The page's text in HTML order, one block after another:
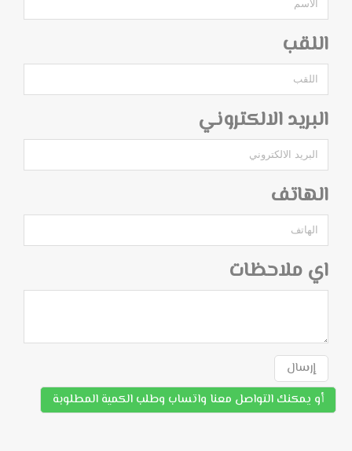
اللقب
البريد الالكتروني
الهاتف
اي ملاحظات
إرسال
أو يمكنك التواصل معنا واتساب وطلب الكمية المطلوبة